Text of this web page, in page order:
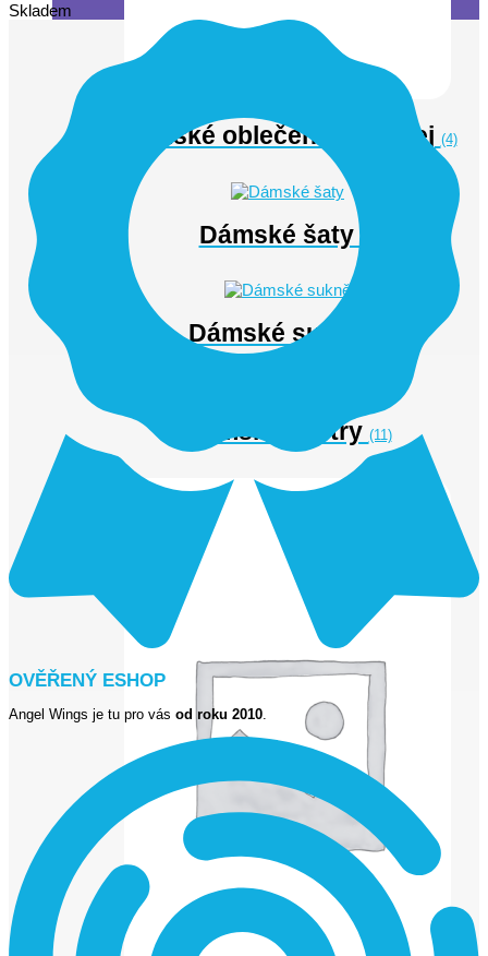
Dámské oblečení výprodej (4)
Dámské šaty(1)
Dámské sukně
Dámské svetry (11)
Skladem
OVĚŘENÝ ESHOP
Angel Wings je tu pro vás od roku 2010.